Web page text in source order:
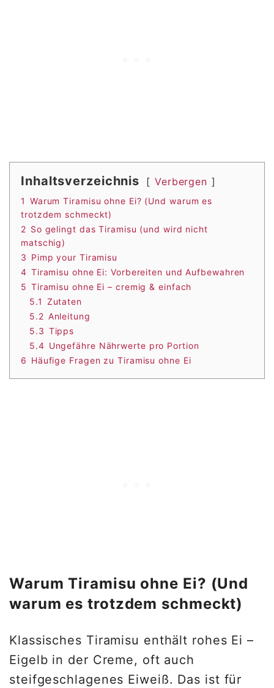
Inhaltsverzeichnis Verbergen
1 Warum Tiramisu ohne Ei? (Und warum es
trotzdem schmeckt)
2 So gelingt das Tiramisu (und wird nicht
matschig)
3 Pimp your Tiramisu
4 Tiramisu ohne Ei: Vorbereiten und Aufbewahren
5 Tiramisu ohne Ei – cremig & einfach
5.1 Zutaten
5.2 Anleitung
5.3 Tipps
5.4 Ungefähre Nährwerte pro Portion
6 Häufige Fragen zu Tiramisu ohne Ei
Warum Tiramisu ohne Ei? (Und
warum es trotzdem schmeckt)
Klassisches Tiramisu enthält rohes Ei –
Eigelb in der Creme, oft auch
steifgeschlagenes Eiweiß. Das ist für